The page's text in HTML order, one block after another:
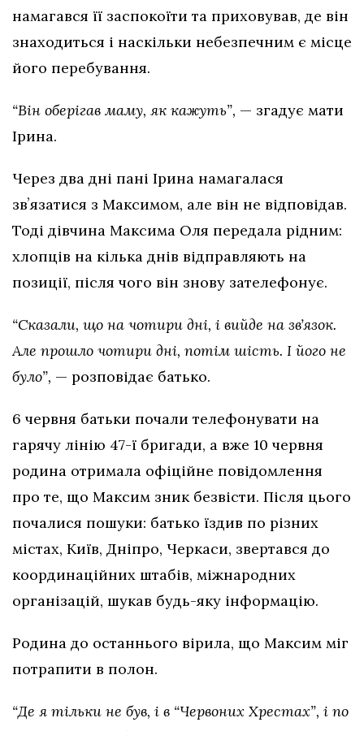
намагався її заспокоїти та приховував, де він
знаходиться і наскільки небезпечним є місце
його перебування.
“Він оберігав маму, як кажуть”, — згадує мати
Ірина.
Через два дні пані Ірина намагалася
звʼязатися з Максимом, але він не відповідав.
Тоді дівчина Максима Оля передала рідним:
хлопців на кілька днів відправляють на
позиції, після чого він знову зателефонує.
“Сказали, що на чотири дні, і вийде на звʼязок.
Але прошло чотири дні, потім шість. І його не
було”, — розповідає батько.
6 червня батьки почали телефонувати на
гарячу лінію 47-ї бригади, а вже 10 червня
родина отримала офіційне повідомлення
про те, що Максим зник безвісти. Після цього
почалися пошуки: батько їздив по різних
містах, Київ, Дніпро, Черкаси, звертався до
координаційних штабів, міжнародних
організацій, шукав будь-яку інформацію.
Родина до останнього вірила, що Максим міг
потрапити в полон.
“Де я тільки не був, і в “Червоних Хрестах”, і по